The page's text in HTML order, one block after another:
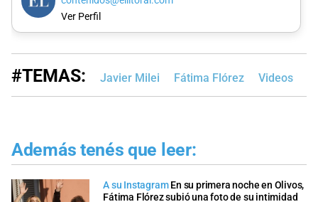
Ver Perfil
#TEMAS: Javier Milei Fátima Flórez Videos
Además tenés que leer:
A su Instagram En su primera noche en Olivos,
Fátima Flórez subió una foto de su intimidad